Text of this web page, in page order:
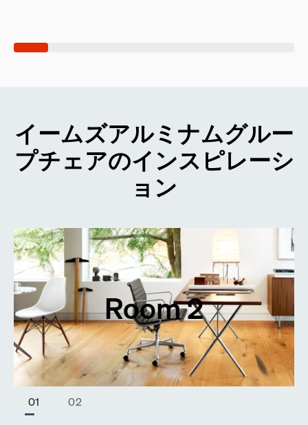
イームズアルミナムグルー
プチェアのインスピレーシ
ョン
Room 2